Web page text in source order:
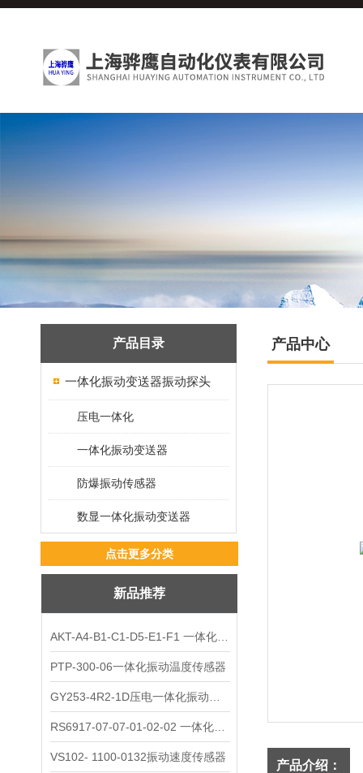
产品目录
一体化振动变送器振动探头
压电一体化
一体化振动变送器
防爆振动传感器
数显一体化振动变送器
点击更多分类
新品推荐
PTP-300-06一体化振动温度传感器
VS102- 1100-0132振动速度传感器
产品中心
产品介绍：